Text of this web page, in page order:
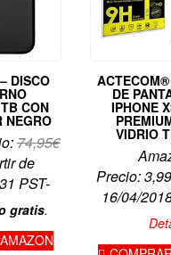
DISCO
CON
NEGRO
74,95€
de
PST-
gratis.
DE
IPHONE
VIDRIO
Precio:
16/04/